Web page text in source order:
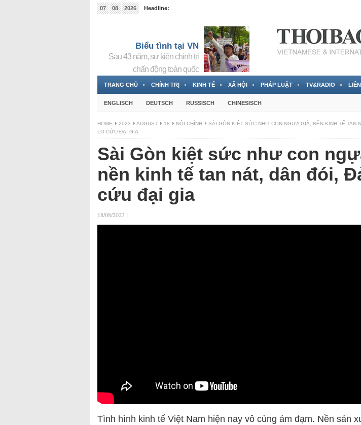
07 08 2026
Headline:
Biểu tình tại VN
Sau 43 năm, sự kiện chính trị
chấn động toàn quốc
TRANG CHỦ CHÍNH TRỊ KINH TẾ XÃ HỘI PHÁP LUẬT TV&RADIO
ENGLISCH DEUTSCH RUSSISCH CHINESISCH
HOME 2023 AUGUST 18 NỘI CHÍNH
SÀI GÒN KIỆT SỨC NHƯ CON NGỰA GIÀ, NỀN KINH TẾ TAN
LO CỨU ĐẠI GIA
Sài Gòn kiệt sức như con
nền kinh tế tan nát, dân đói,
cứu đại gia
18/08/2023 |
Tình hình kinh tế Việt Nam hiện nay vô cùng ảm đạm. Nền sản